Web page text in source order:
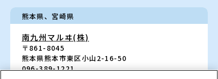
熊本県、宮崎県
南九州マルヰ(株)
〒861-8045
熊本県熊本市東区小山2-16-50
096-389-1221